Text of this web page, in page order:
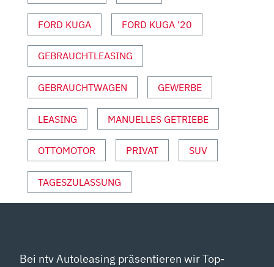
AUTO
MOTOR
SPORT“
VON
YOUTUBE
ANZEIGEN
FORD KUGA FORD KUGA '20
GEBRAUCHTLEASING
GEBRAUCHTWAGEN GEWERBE
LEASING MANUELLES GETRIEBE
OTTOMOTOR PRIVAT SUV
TAGESZULASSUNG
Bei ntv Autoleasing präsentieren wir Top-